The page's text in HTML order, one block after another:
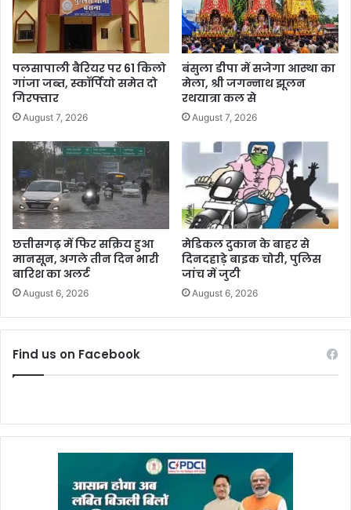
पलसापाली बैरियर पर 61 किलो
गांजा जब्त, स्कॉर्पियो समेत दो
गिरफ्तार
August 7, 2026
बंसुला डीपा में सजेगा आस्था का
मेला, श्री जगन्नाथ झूलन
रथयात्रा कल से
August 7, 2026
छत्तीसगढ़ में फिर सक्रिय हुआ
मानसून, अगले तीन दिन भारी
बारिश का अलर्ट
August 6, 2026
मेडिकल दुकान के बाहर से
दिनदहाड़े बाइक चोरी, पुलिस
जांच में जुटी
August 6, 2026
Find us on Facebook